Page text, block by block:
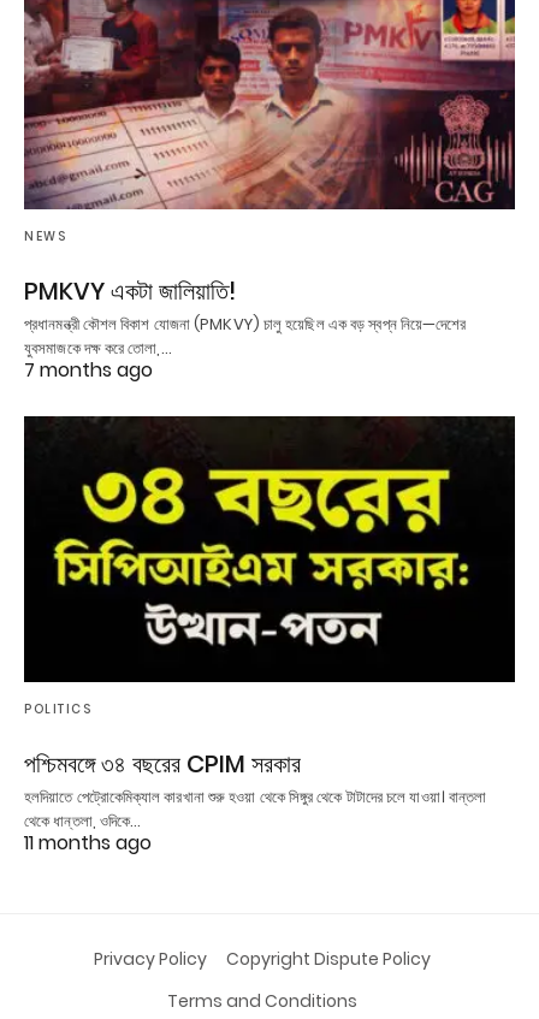
NEWS
PMKVY একটা জালিয়াতি!
প্রধানমন্ত্রী কৌশল বিকাশ যোজনা (PMKVY) চালু হয়েছিল এক বড় স্বপ্ন নিয়ে—দেশের
যুবসমাজকে দক্ষ করে তোলা,…
7 months ago
POLITICS
পশ্চিমবঙ্গে ৩৪ বছরের CPIM সরকার
হলদিয়াতে পেট্রোকেমিক্যাল কারখানা শুরু হওয়া থেকে সিঙ্গুর থেকে টাটাদের চলে যাওয়া। বান্তলা
থেকে ধান্তলা, ওদিকে…
11 months ago
Privacy Policy
Copyright Dispute Policy
Terms and Conditions